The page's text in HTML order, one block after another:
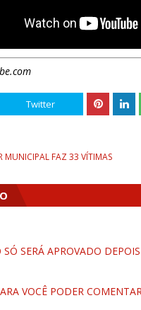
Twitter
MUNICIPAL FAZ 33 VÍTIMAS
SERÁ APROVADO
VOCÊ PODER